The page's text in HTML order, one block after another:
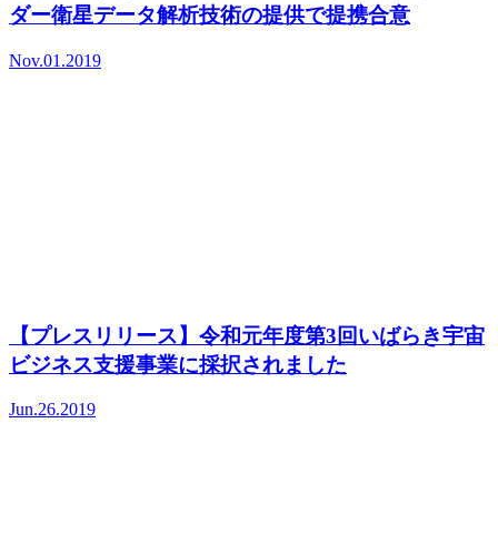
ダー衛星データ解析技術の提供で提携合意
Nov.01.2019
【プレスリリース】令和元年度第3回いばらき宇宙
ビジネス支援事業に採択されました
Jun.26.2019